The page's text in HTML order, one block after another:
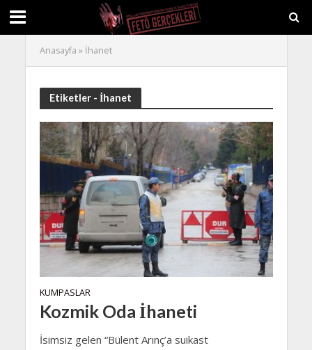
Anasayfa » İhanet
Etiketler - İhanet
KUMPASLAR
Kozmik Oda İhaneti
İsimsiz gelen “Bülent Arınç’a suikast